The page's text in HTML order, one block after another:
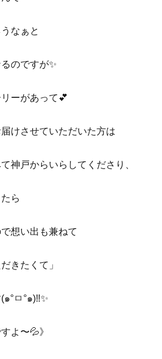
なぁと
のですが✨
ーがあって💕
けさせていただいた方は
神戸からいらしてくださり、
ら
想い出も兼ねて
きたくて」
°ㅁ°๑)‼✨
よ〜💦》